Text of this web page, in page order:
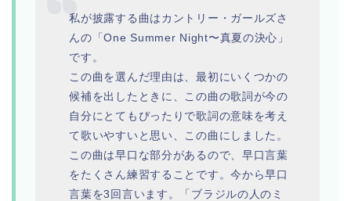
私が披露する曲はカントリー・ガールズさ
んの「One Summer Night〜真夏の決心」
です。
この曲を選んだ理由は、最初にいくつかの
候補を出したときに、この曲の歌詞が今の
自分にとてもぴったりで歌詞の意味を考え
て歌いやすいと思い、この曲にしました。
この曲は早口な部分があるので、早口言葉
をたくさん練習することです。今から早口
言葉を3回言います。「ブラジルの人のミ